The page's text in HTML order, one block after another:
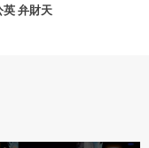
弁財天